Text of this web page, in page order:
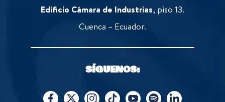
Edificio Cámara de Industrias, piso 13.
Cuenca – Ecuador.
SÍGUENOS: